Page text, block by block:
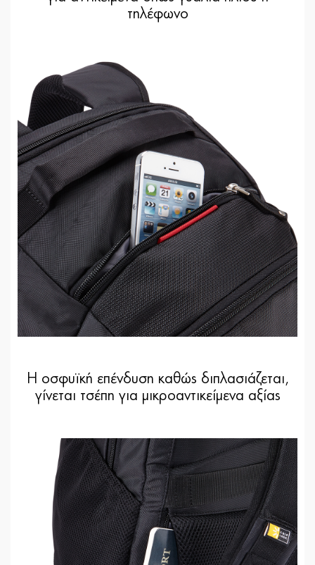
τηλέφωνο
Η οσφυϊκή επένδυση καθώς διπλασιάζεται,
γίνεται τσέπη για μικροαντικείμενα αξίας